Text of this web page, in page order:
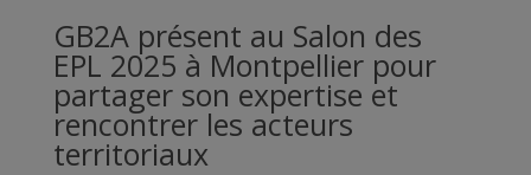
GB2A présent au Salon des
EPL 2025 à Montpellier pour
partager son expertise et
rencontrer les acteurs
territoriaux